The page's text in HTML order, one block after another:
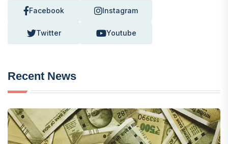
Facebook Instagram
Twitter Youtube
Recent News